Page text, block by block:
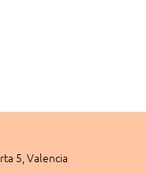
5, Valencia